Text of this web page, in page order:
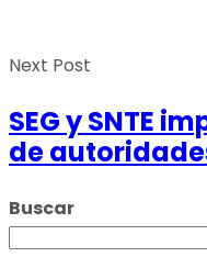
Next Post
SEG y SNTE
de
Buscar